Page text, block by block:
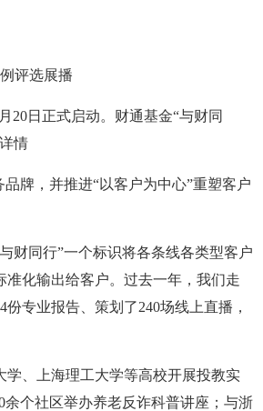
评选展播
20日正式启动。财通基金“与财同
情
牌，并推进“以客户为中心”重塑客户
财同行”一个标识将各条线各类型客户
化输出给客户。过去一年，我们走
专业报告、策划了240场线上直播，
学、上海理工大学等高校开展投教实
个社区举办养老反诈科普讲座；与浙